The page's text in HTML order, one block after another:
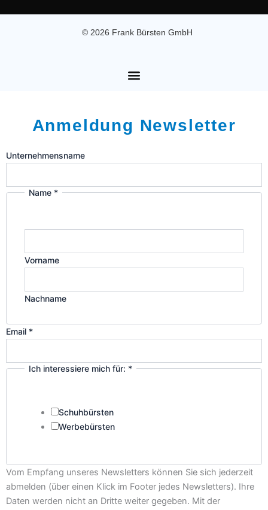
t
a
k
© 2026 Frank Bürsten GmbH
Anmeldung Newsletter
Unternehmensname
Name *
Vorname
Nachname
Email *
Unternehmensname
Ich interessiere mich für: *
Schuhbürsten
Werbebürsten
Vom Empfang unseres Newsletters können Sie sich jederzeit
abmelden (über einen Klick im Footer jedes Newsletters). Ihre
Daten werden nicht an Dritte weiter gegeben. Mit der